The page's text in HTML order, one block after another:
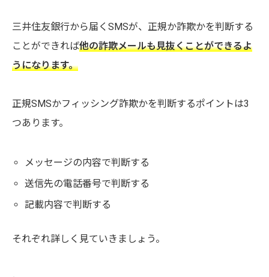
三井住友銀行から届くSMSが、正規か詐欺かを判断する
ことができれば他の詐欺メールも見抜くことができるよ
うになります。
正規SMSかフィッシング詐欺かを判断するポイントは3
つあります。
メッセージの内容で判断する
送信先の電話番号で判断する
記載内容で判断する
それぞれ詳しく見ていきましょう。